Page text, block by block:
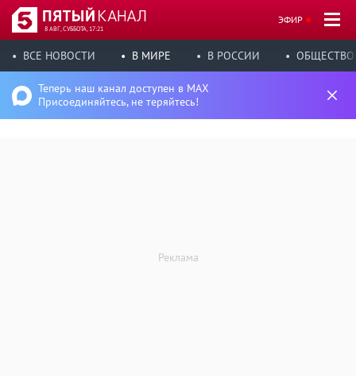
8 АВГ, СУББОТА, 17:21
ЭФИР
ВСЕ НОВОСТИ В МИРЕ В РОССИИ ОБЩЕСТВО
Теперь наш канал доступен в MAX
Присоединяйтесь, не теряйтесь!